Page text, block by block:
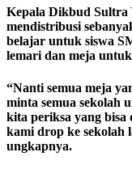
Kepala Dikbud Sultra
mendistribusi
belajar untuk siswa
lemari dan meja
“Nanti semua meja
minta semua sekolah
kita periksa yang
kami drop ke sekolah
ungkapnya.